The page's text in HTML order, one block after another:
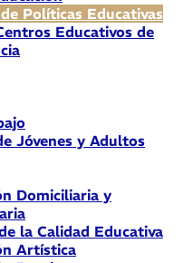
Políticas Educativas
Educativos de
Jóvenes y Adultos
Domiciliaria y
la Calidad Educativa
Artística